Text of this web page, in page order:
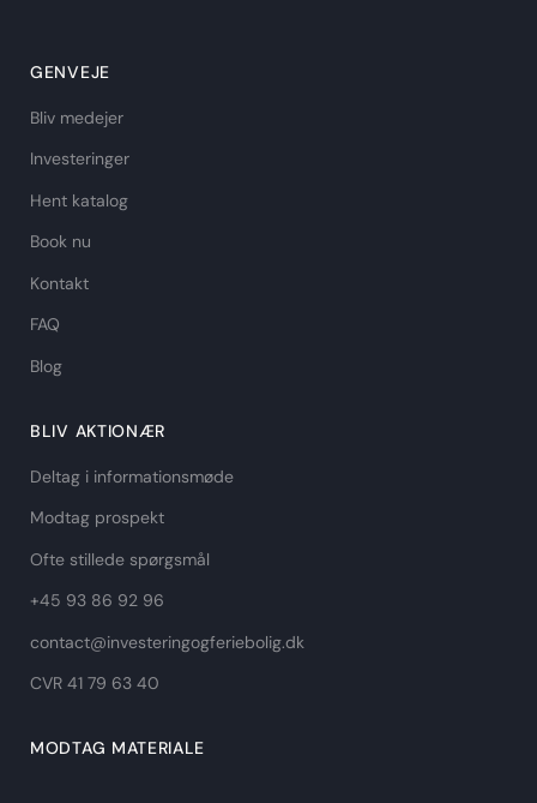
GENVEJE
Bliv medejer
Investeringer
Hent katalog
Book nu
Kontakt
FAQ
Blog
BLIV AKTIONÆR
Deltag i informationsmøde
Modtag prospekt
Ofte stillede spørgsmål
+45 93 86 92 96
contact@investeringogferiebolig.dk
CVR 41 79 63 40​
MODTAG MATERIALE